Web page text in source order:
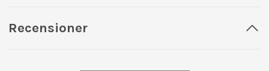
Recensioner